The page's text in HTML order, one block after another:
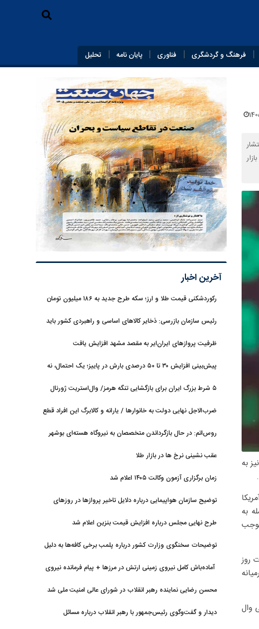
فرهنگ و گردشگری فناوری پایان‌ نامه تحلیل
انتشار
به
و آمریکا
به
روز
در خاورمیانه
وال
آخرین اخبار
رکوردشکنی قیمت طلا و ارز؛ سکه طرح جدید به ۱۸۶ میلیون تومان
رئیس سازمان بازرسی: ذخایر کالاهای اساسی و راهبردی کشور باید
ظرفیت پروازهای ایران‌ایر به مقصد مشهد افزایش یافت
پیش‌بینی افزایش ۳۰ تا ۵۰ درصدی بارش در پاییز؛ یک احتمال، نه
۵ شرط بزرگ ایران برای بازگشایی تنگه هرمز/ وال‌استریت ژورنال
ضرب‌الاجل نهایی دولت به خانوارها / یارانه و کالابرگ این افراد قطع
روس‌اتم: در حال بازگرداندن متخصصان به نیروگاه هسته‌ای بوشهر
عقب نشینی نرخ ها در بازار طلا
زمان برگزاری آزمون وکالت ۱۴۰۵ اعلام شد
توضیح سازمان هواپیمایی درباره دلایل تاخیر پروازها در روزهای
طرح نهایی مجلس درباره افزایش قیمت بنزین اعلام شد
توضیحات سخنگوی وزارت کشور درباره پلمب برخی کافه‌ها به دلیل
آماده‌باش کامل نیروی زمینی ارتش در مرزها + پیام فرمانده نیروی
محسن رضایی نماینده رهبر انقلاب در شورای عالی امنیت ملی شد
دیدار و گفت‌وگوی رئیس‌جمهور با رهبر انقلاب درباره مسائل